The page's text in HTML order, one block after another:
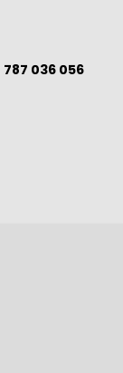
787 036 056